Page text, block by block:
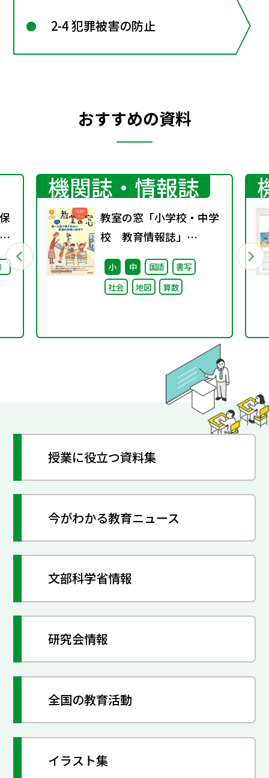
2-4 犯罪被害の防止
おすすめの資料
機関誌・情報誌
教室の窓「小学校・中学
校 教育情報誌」
vol.74 2025年1月発行
小 中 国語
書写
社会
地図 算数
授業に役立つ資料集
今がわかる教育ニュース
文部科学省情報
研究会情報
全国の教育活動
イラスト集